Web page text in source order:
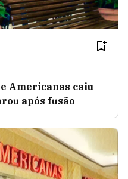
Americanas caiu
após fusão